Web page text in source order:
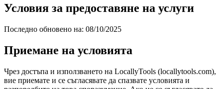
Търсене на инструменти
Бързо търсене на инструменти
Условия за предоставяне на услуги
Последно обновено на: 08/10/2025
Приемане на условията
Чрез достъпа и използването на LocallyTools (locallytools.com),
вие приемате и се съгласявате да спазвате условията и